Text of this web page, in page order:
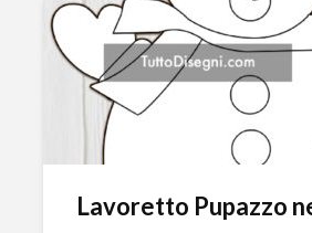
Lavoretto Pupazzo